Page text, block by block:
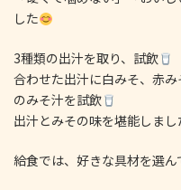
した
3種類の出汁を取り、試飲
合わせた出汁に白みそ、赤
のみそ汁を試飲
出汁とみその味を堪能しまし
給食では、好きな具材を選